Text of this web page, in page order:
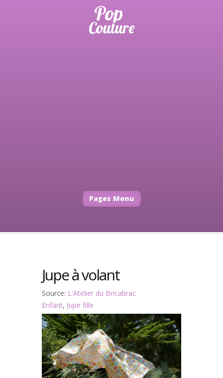
Pages Menu
Jupe à volant
Source: L'Atelier du Bricabrac
Enfant, Jupe fille